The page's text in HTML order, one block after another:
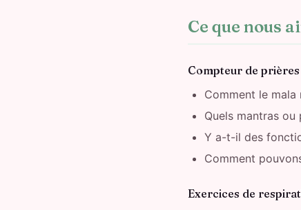
Ce que nous
Compteur de
Comment le
Quels mantras
Y a-t-il des
Comment
Exercices de